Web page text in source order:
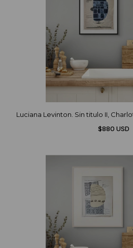
Luciana Levinton. Sin titulo II,
$880 USD